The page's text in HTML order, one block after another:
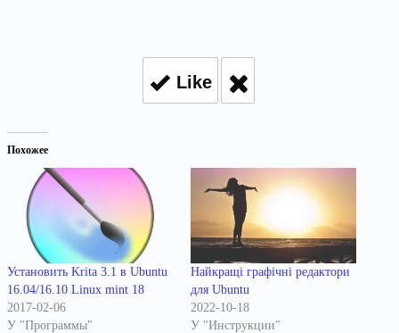
Like
Похожее
Установить Krita 3.1 в Ubuntu
16.04/16.10 Linux mint 18
2017-02-06
У "Программы"
Найкращі графічні редактори
для Ubuntu
2022-10-18
У "Инструкции"